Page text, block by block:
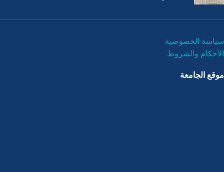
سياسة الخصوصية
الأحكام والشروط
موقع الجامعة